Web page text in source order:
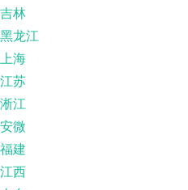
吉林
黑龙江
上海
江苏
淅江
安微
福建
江西